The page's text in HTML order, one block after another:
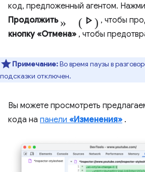
код, предложенный агентом.
Продолжить » (Play_arrow) , чтобы
кнопку «Отмена» , чтобы
Примечание:Во время паузы в
подсказки отключен.
Вы можете просмотреть
кода на панели «Изменения» .